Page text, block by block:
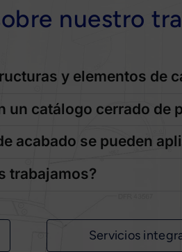
nuestro
y elementos de
un catálogo cerrado de
acabado se pueden
trabajamos?
Servicios